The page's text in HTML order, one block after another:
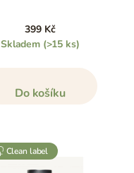
399 Kč
Skladem (>15 ks)
Do košíku
clean label